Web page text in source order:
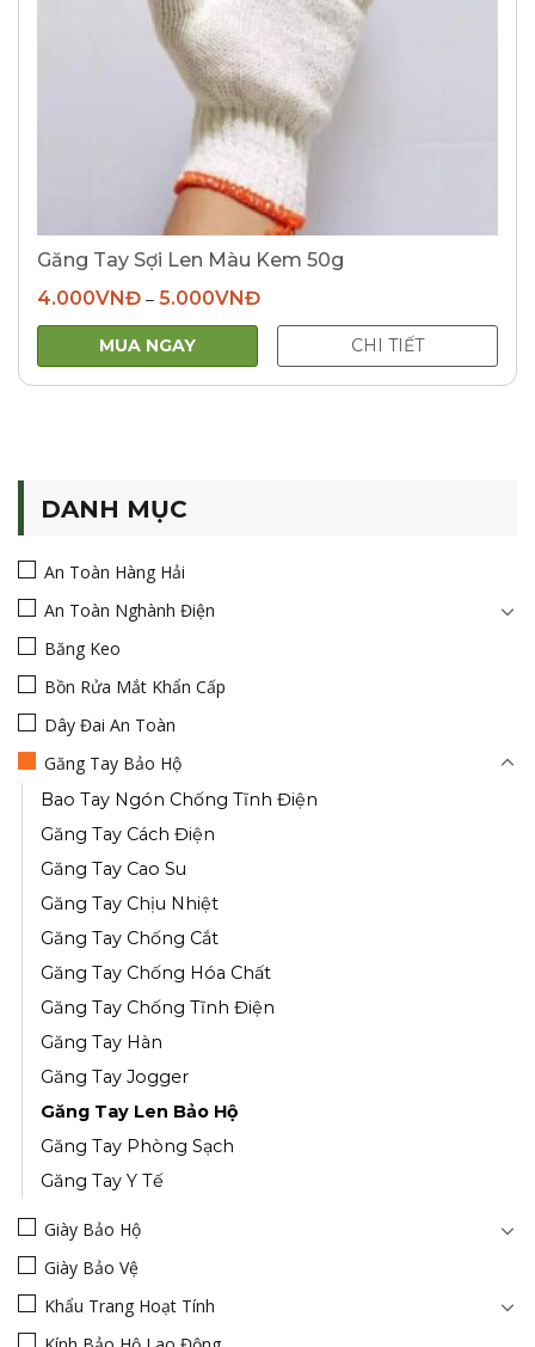
Găng Tay Sợi Len Màu Kem 50g
4.000VNĐ– 5.000VNĐ
MUA NGAY CHI TIẾT
DANH MỤC
An Toàn Hàng Hải
An Toàn Nghành Điện
Băng Keo
Bồn Rửa Mắt Khẩn Cấp
Dây Đai An Toàn
Găng Tay Bảo Hộ
Bao Tay Ngón Chống Tĩnh Điện
Găng Tay Cách Điện
Găng Tay Cao Su
Găng Tay Chịu Nhiệt
Găng Tay Chống Cắt
Găng Tay Chống Hóa Chất
Găng Tay Chống Tĩnh Điện
Găng Tay Hàn
Găng Tay Jogger
Găng Tay Len Bảo Hộ
Găng Tay Phòng Sạch
Găng Tay Y Tế
Giày Bảo Hộ
Giày Bảo Vệ
Khẩu Trang Hoạt Tính